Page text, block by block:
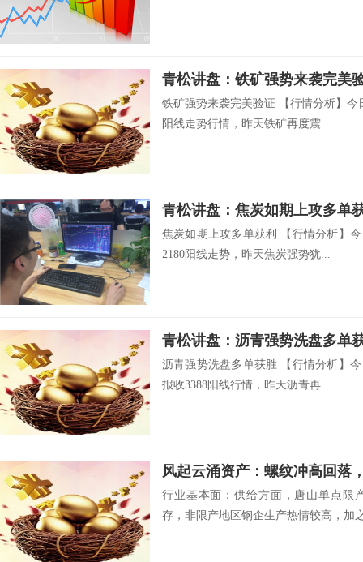
青松讲盘：铁矿强势来袭完美
铁矿强势来袭完美验证 【行情分析】今
阳线走势行情，昨天铁矿再度震...
青松讲盘：焦炭如期上攻多单
焦炭如期上攻多单获利 【行情分析】
2180阳线走势，昨天焦炭强势犹...
青松讲盘：沥青强势洗盘多单
沥青强势洗盘多单获胜 【行情分析】
报收3388阳线行情，昨天沥青再...
风起云涌资产：螺纹冲高回落
行业基本面：供给方面，唐山单点限
存，非限产地区钢企生产热情较高，加